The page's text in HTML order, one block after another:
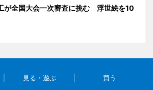
が全国大会一次審査に挑む 浮世絵を10
見る・遊ぶ 買う